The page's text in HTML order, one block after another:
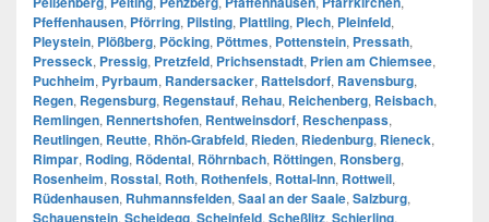
Pfeffenhausen, Pförring, Pilsting, Plattling, Plech, Pleinfeld,
Pleystein, Plößberg, Pöcking, Pöttmes, Pottenstein, Pressath,
Presseck, Pressig, Pretzfeld, Prichsenstadt, Prien am Chiemsee,
Puchheim, Pyrbaum, Randersacker, Rattelsdorf, Ravensburg,
Regen, Regensburg, Regenstauf, Rehau, Reichenberg, Reisbach,
Remlingen, Rennertshofen, Rentweinsdorf, Reschenpass,
Reutlingen, Reutte, Rhön-Grabfeld, Rieden, Riedenburg, Rieneck,
Rimpar, Roding, Rödental, Röhrnbach, Röttingen, Ronsberg,
Rosenheim, Rosstal, Roth, Rothenfels, Rottal-Inn, Rottweil,
Rüdenhausen, Ruhmannsfelden, Saal an der Saale, Salzburg,
Schauenstein, Scheidegg, Scheinfeld, Scheßlitz, Schierling,